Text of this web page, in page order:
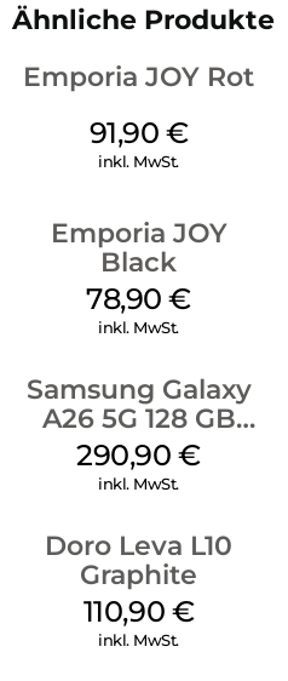
Ähnliche Produkte
Emporia JOY Rot
91,90 €
inkl. MwSt.
Emporia JOY
Black
78,90€
inkl. MwSt.
Samsung Galaxy
A26 5G 128 GB
Mint
290,90€
inkl. MwSt.
Doro Leva L10
Graphite
110,90 €
inkl. MwSt.